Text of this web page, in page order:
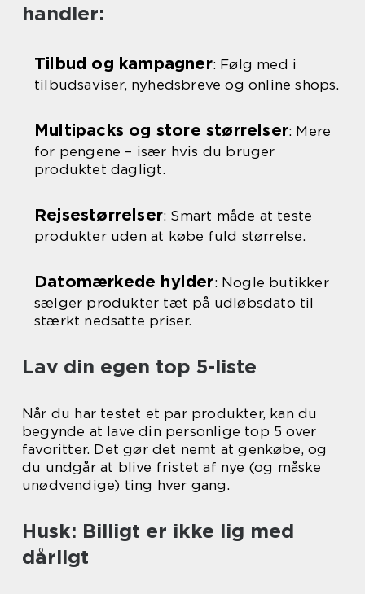
handler:
Tilbud og kampagner: Følg med i
tilbudsaviser, nyhedsbreve og online shops.
Multipacks og store størrelser: Mere
for pengene – især hvis du bruger
produktet dagligt.
Rejsestørrelser: Smart måde at teste
produkter uden at købe fuld størrelse.
Datomærkede hylder: Nogle butikker
sælger produkter tæt på udløbsdato til
stærkt nedsatte priser.
Lav din egen top 5-liste
Når du har testet et par produkter, kan du
begynde at lave din personlige top 5 over
favoritter. Det gør det nemt at genkøbe, og
du undgår at blive fristet af nye (og måske
unødvendige) ting hver gang.
Husk: Billigt er ikke lig med
dårligt